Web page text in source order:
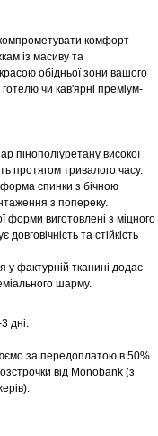
комфорт
із масиву та
обідньої зони вашого
чи кав'ярні преміум-
пінополіуретану високої
протягом тривалого часу.
форма спинки з бічною
з попереку.
форми виготовлені з міцного
та стійкість
у фактурній тканині додає
шарму.
дні.
за передоплатою в 50%.
від Monobank (з